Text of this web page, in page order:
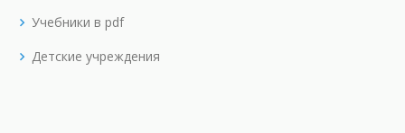
Учебники в pdf
Детские учреждения